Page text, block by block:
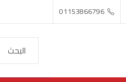
01153866796